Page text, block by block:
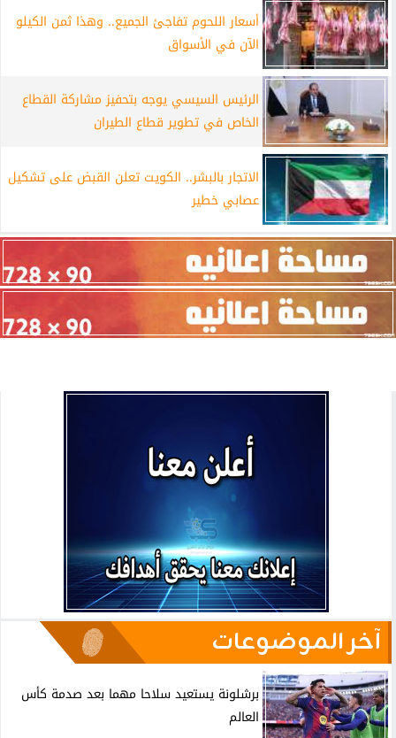
أسعار اللحوم تفاجئ الجميع.. وهذا ثمن الكيلو
الآن في الأسواق
الرئيس السيسي يوجه بتحفيز مشاركة القطاع
الخاص في تطوير قطاع الطيران
الاتجار بالبشر.. الكويت تعلن القبض على تشكيل
عصابي خطير
آخر الموضوعات
برشلونة يستعيد سلاحا مهما بعد صدمة كأس
العالم